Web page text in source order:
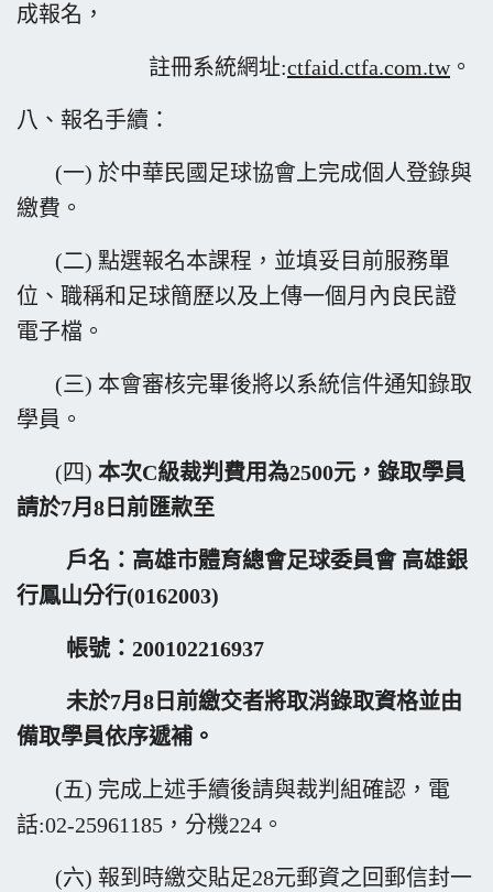
成報名，
註冊系統網址:ctfaid.ctfa.com.tw。
八、報名手續：
(一) 於中華民國足球協會上完成個人登錄與
繳費。
(二) 點選報名本課程，並填妥目前服務單
位、職稱和足球簡歷以及上傳一個 月內良民證
電子檔。
(三) 本會審核完畢後將以系統信件通知錄取
學員。
(四) 本次C級裁判費用為2500元，錄取學員
請於7月8日前匯款至
戶名：高雄市體育總會足球委員會 高雄銀
行鳳山分行(0162003)
帳號：200102216937
未於7月8 日前繳交者將取消錄取資格並由
備取學員依序遞補。
(五) 完成上述手續後請與裁判組確認，電
話:02-25961185，分機224。
(六) 報到時繳交貼足28元郵資之回郵信封一